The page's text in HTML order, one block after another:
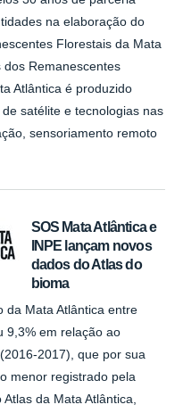
na elaboração do
Florestais da Mata
dos Remanescentes
Atlântica é produzido
satélite e tecnologias nas
sensoriamento remoto
SOS Mata Atlântica e
INPE lançam novos
dados do Atlas do
bioma
da Mata Atlântica entre
9,3% em relação ao
2017), que por sua
menor registrado pela
da Mata Atlântica,